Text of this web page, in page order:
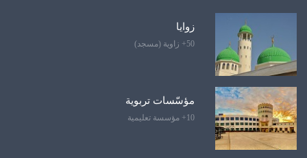
زوايا
50+ زاوية (مسجد)
مؤسّسات تربوية
10+ مؤسسة تعليمية